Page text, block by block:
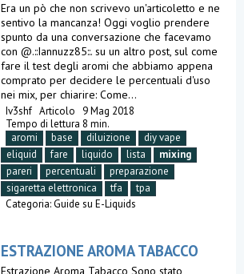
Era un pò che non scrivevo un'articoletto e ne
sentivo la mancanza! Oggi voglio prendere
spunto da una conversazione che facevamo
con @.::Iannuzz85::. su un altro post, sul come
fare il test degli aromi che abbiamo appena
comprato per decidere le percentuali d'uso
nei mix, per chiarire: Come...
Iv3shf Articolo
9 Mag 2018
Tempo di lettura 8 min.
aromi
base diluizione
diy vape
eliquid
fare liquido lista
mixing
pareri
percentuali
preparazione
sigaretta elettronica
tfa
tpa
Categoria:Guide su E-Liquids
ESTRAZIONE AROMA TABACCO
Estrazione Aroma Tabacco Sono stato